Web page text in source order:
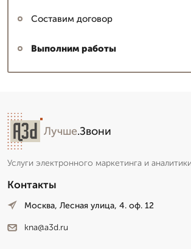
Составим договор
Выполним работы
Лучше.Звони
Услуги электронного маркетинга и аналитики
Контакты
Москва, Лесная улица, 4. оф. 12
kna@a3d.ru